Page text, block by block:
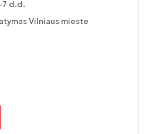
7 d.d.
Vilniaus mieste